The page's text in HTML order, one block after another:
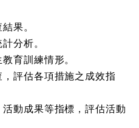
果。
分析。
育訓練情形。
評估各項措施之成效指
動成果等指標，評估活動